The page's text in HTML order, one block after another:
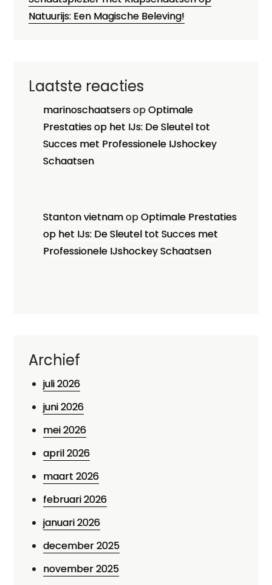
Natuurijs: Een Magische Beleving!
Laatste reacties
marinoschaatsersopOptimale
Prestaties op het IJs: De Sleutel tot
Succes met Professionele IJshockey
Schaatsen
Stanton vietnamopOptimale Prestaties
op het IJs: De Sleutel tot Succes met
Professionele IJshockey Schaatsen
Archief
juli 2026
juni 2026
mei 2026
april 2026
maart 2026
februari 2026
januari 2026
december 2025
november 2025